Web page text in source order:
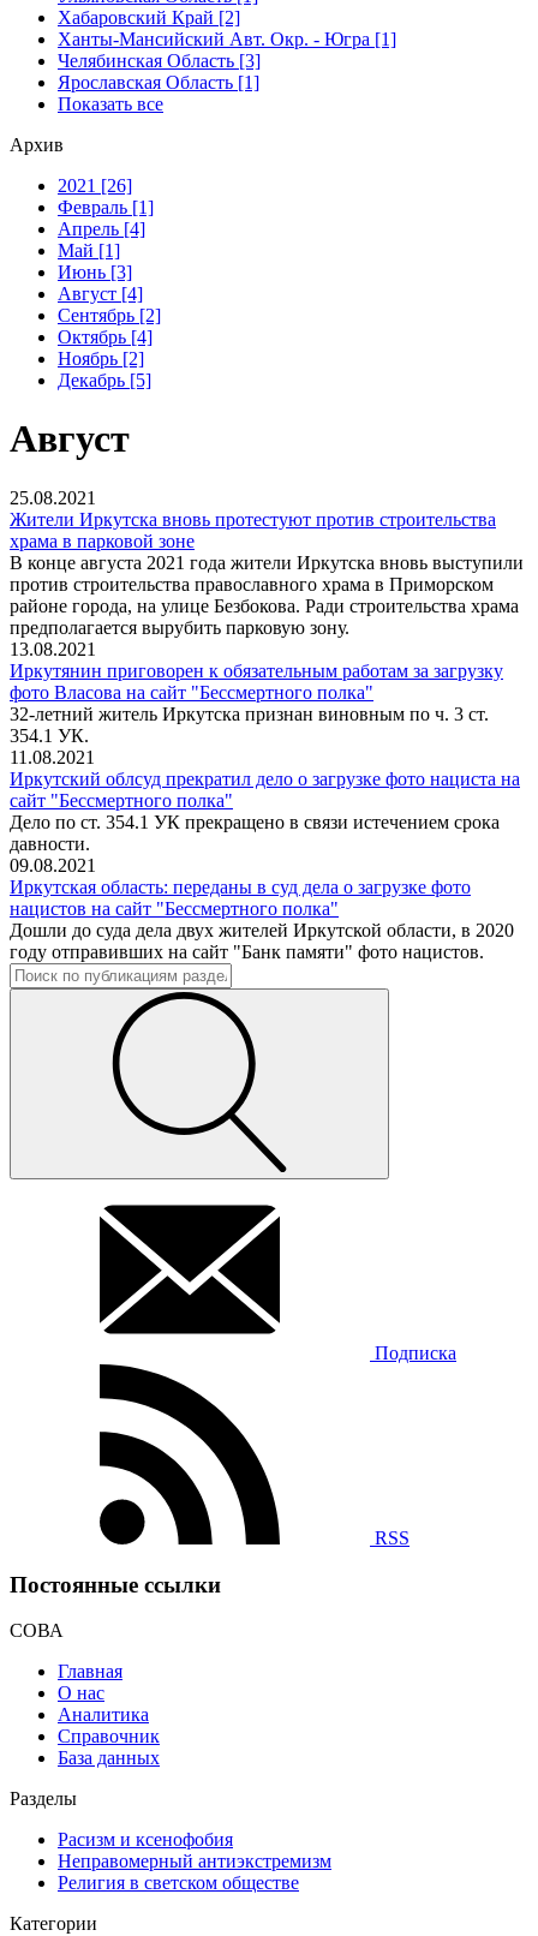
Хабаровский Край [2]
Ханты-Мансийский Авт. Окр. - Югра [1]
Челябинская Область [3]
Ярославская Область [1]
Показать все
Архив
2021 [26]
Февраль [1]
Апрель [4]
Май [1]
Июнь [3]
Август [4]
Сентябрь [2]
Октябрь [4]
Ноябрь [2]
Декабрь [5]
Август
25.08.2021
Жители Иркутска вновь протестуют против строительства
храма в парковой зоне
В конце августа 2021 года жители Иркутска вновь выступили
против строительства православного храма в Приморском
районе города, на улице Безбокова. Ради строительства храма
предполагается вырубить парковую зону.
13.08.2021
Иркутянин приговорен к обязательным работам за загрузку
фото Власова на сайт "Бессмертного полка"
32-летний житель Иркутска признан виновным по ч. 3 ст.
354.1 УК.
11.08.2021
Иркутский облсуд прекратил дело о загрузке фото нациста на
сайт "Бессмертного полка"
Дело по ст. 354.1 УК прекращено в связи истечением срока
давности.
09.08.2021
Иркутская область: переданы в суд дела о загрузке фото
нацистов на сайт "Бессмертного полка"
Дошли до суда дела двух жителей Иркутской области, в 2020
году отправивших на сайт "Банк памяти" фото нацистов.
Подписка
RSS
Постоянные ссылки
СОВА
Главная
О нас
Аналитика
Справочник
База данных
Разделы
Расизм и ксенофобия
Неправомерный антиэкстремизм
Религия в светском обществе
Категории